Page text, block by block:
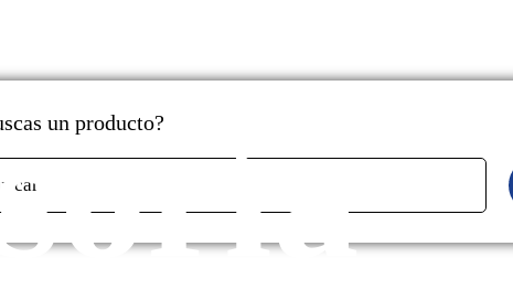
un producto?